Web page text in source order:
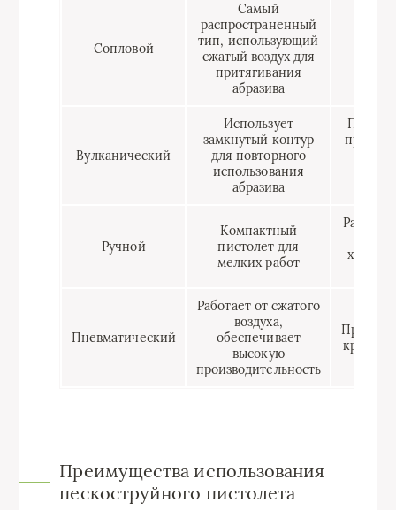
Сопловой
Самый
распространенный
тип, использующий
сжатый воздух для
притягивания
абразива
Вулканический
Использует
замкнутый контур
для повторного
использования
абразива
Ручной
Компактный
пистолет для
мелких работ
Работа
Пневматический
Работает от сжатого
воздуха,
обеспечивает
высокую
производительность
Преимущества использования
пескоструйного пистолета